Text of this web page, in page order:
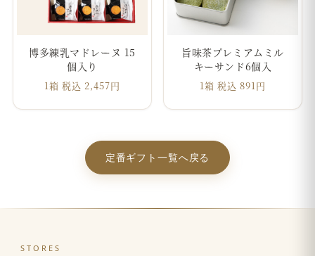
博多練乳マドレーヌ 15
個入り
1箱 税込 2,457円
旨味茶プレミアムミル
キーサンド6個入
1箱 税込 891円
定番ギフト一覧へ戻る
STORES